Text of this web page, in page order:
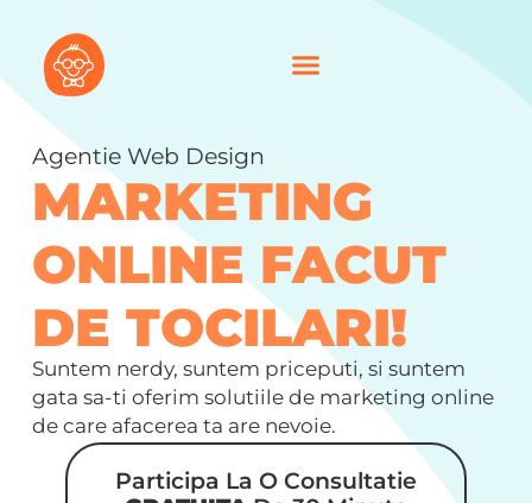
Agentie Web Design
MARKETING
ONLINE FACUT
DE TOCILARI!
Suntem nerdy, suntem priceputi, si suntem
gata sa-ti oferim solutiile de marketing online
de care afacerea ta are nevoie.
Participa La O Consultatie